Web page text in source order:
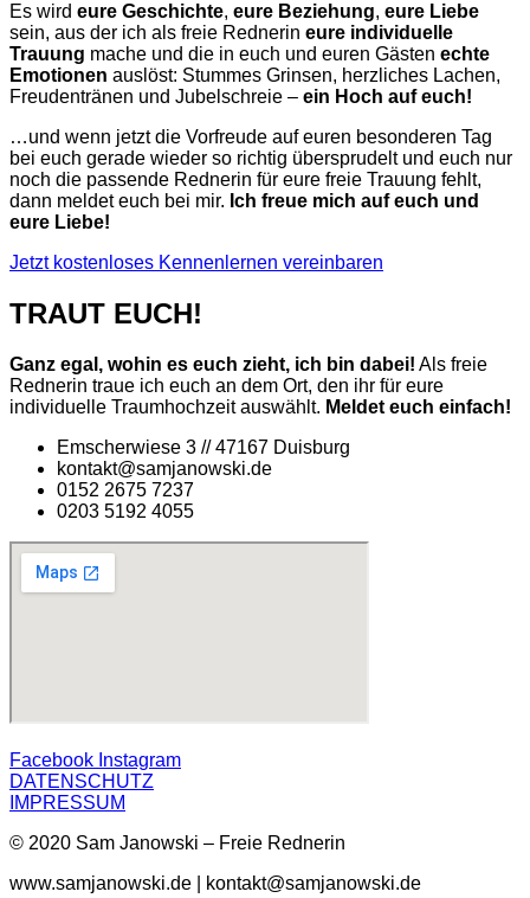
Es wird eure Geschichte, eure Beziehung, eure Liebe
sein, aus der ich als freie Rednerin eure individuelle
Trauung mache und die in euch und euren Gästen echte
Emotionen auslöst: Stummes Grinsen, herzliches Lachen,
Freudentränen und Jubelschreie – ein Hoch auf euch!
…und wenn jetzt die Vorfreude auf euren besonderen Tag
bei euch gerade wieder so richtig übersprudelt und euch nur
noch die passende Rednerin für eure freie Trauung fehlt,
dann meldet euch bei mir. Ich freue mich auf euch und
eure Liebe!
Jetzt kostenloses Kennenlernen vereinbaren
TRAUT EUCH!
Ganz egal, wohin es euch zieht, ich bin dabei! Als freie
Rednerin traue ich euch an dem Ort, den ihr für eure
individuelle Traumhochzeit auswählt. Meldet euch einfach!
Emscherwiese 3 // 47167 Duisburg
kontakt@samjanowski.de
0152 2675 7237
0203 5192 4055
Facebook Instagram
DATENSCHUTZ
IMPRESSUM
© 2020 Sam Janowski – Freie Rednerin
www.samjanowski.de | kontakt@samjanowski.de